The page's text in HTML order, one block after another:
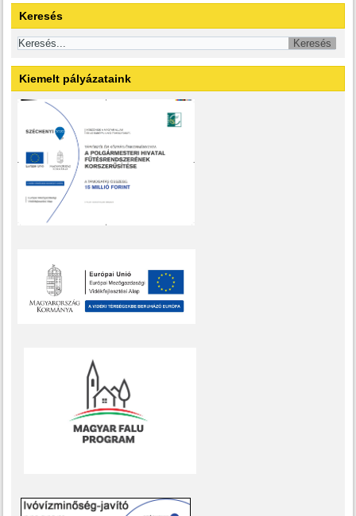
Keresés
Kiemelt pályázataink